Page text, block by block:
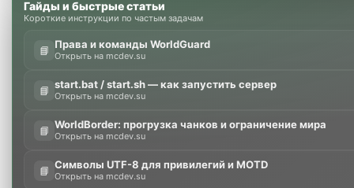
Гайды и быстрые статьи
Короткие инструкции по частым задачам
📘 Права и команды WorldGuard
Открыть на mcdev.su
📘 start.bat / start.sh — как запустить сервер
Открыть на mcdev.su
📘 WorldBorder: прогрузка чанков и ограничение мира
Открыть на mcdev.su
📘 Символы UTF-8 для привилегий и MOTD
Открыть на mcdev.su